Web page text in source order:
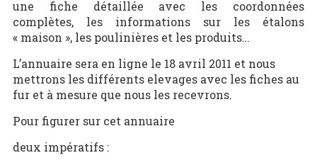
une fiche détaillée avec les coordonnées
complètes, les informations sur les étalons
« maison », les poulinières et les produits…
L’annuaire sera en ligne le 18 avril 2011 et nous
mettrons les différents elevages avec les fiches au
fur et à mesure que nous les recevrons.
Pour figurer sur cet annuaire
deux impératifs :